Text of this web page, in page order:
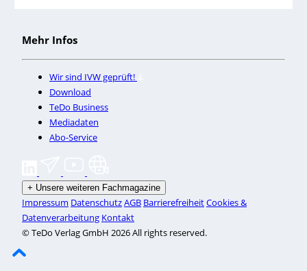
Mehr Infos
Wir sind IVW geprüft!
Download
TeDo Business
Mediadaten
Abo-Service
+ Unsere weiteren Fachmagazine
Impressum DatenschutzAGB BarrierefreiheitCookies &
Datenverarbeitung Kontakt
© TeDo Verlag GmbH 2026 All rights reserved.